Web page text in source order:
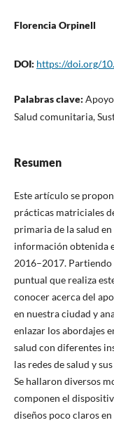
Florencia Orpinell
DOI: https://doi.org/
Palabras clave:
Salud comunitaria,
Resumen
Este artículo se
prácticas matriciales
primaria de la salud
información obtenida
2016–2017.
puntual que realiza
conocer acerca del
en nuestra ciudad y
enlazar los abordajes
salud con diferentes
las redes de salud y
Se hallaron diversos
componen el
diseños poco claros